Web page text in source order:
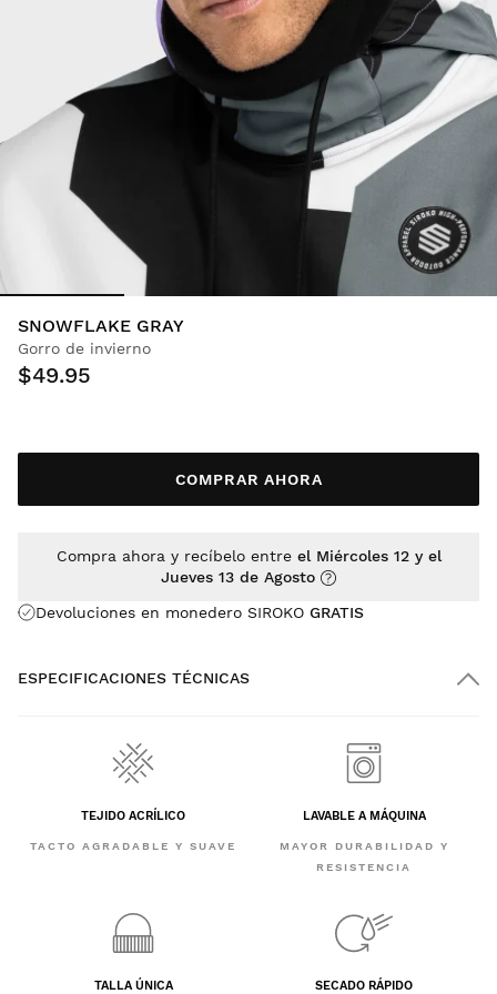
SNOWFLAKE GRAY
Gorro de invierno
$49.95
COMPRAR AHORA
Devoluciones en monedero SIROKO GRATIS
Compra ahora y recíbelo entre el Miércoles 12 y el
Jueves 13 de Agosto
ESPECIFICACIONES TÉCNICAS
TEJIDO ACRÍLICO
TACTO AGRADABLE Y SUAVE
LAVABLE A MÁQUINA
MAYOR DURABILIDAD Y
RESISTENCIA
TALLA ÚNICA SECADO RÁPIDO